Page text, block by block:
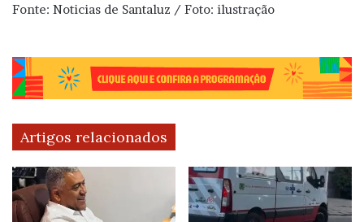
Fonte: Noticias de Santaluz / Foto: ilustração
Artigos relacionados